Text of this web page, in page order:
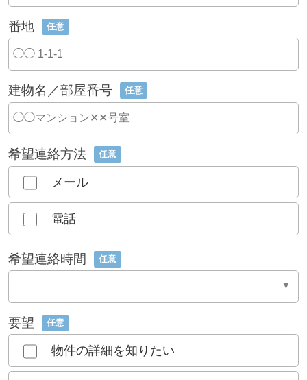
番地 任意
建物名／部屋番号 任意
希望連絡方法 任意
メール
電話
希望連絡時間 任意
要望 任意
物件の詳細を知りたい